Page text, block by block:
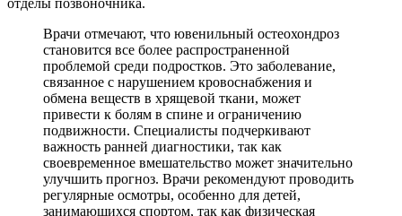
Врачи отмечают, что ювенильный остеохондроз
становится все более распространенной
проблемой среди подростков. Это заболевание,
связанное с нарушением кровоснабжения и
обмена веществ в хрящевой ткани, может
привести к болям в спине и ограничению
подвижности. Специалисты подчеркивают
важность ранней диагностики, так как
своевременное вмешательство может значительно
улучшить прогноз. Врачи рекомендуют проводить
регулярные осмотры, особенно для детей,
занимающихся спортом, так как физическая